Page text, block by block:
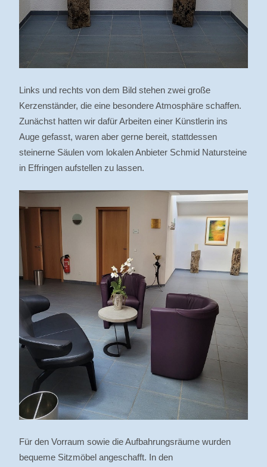
Links und rechts von dem Bild stehen zwei große
Kerzenständer, die eine besondere Atmosphäre schaffen.
Zunächst hatten wir dafür Arbeiten einer Künstlerin ins
Auge gefasst, waren aber gerne bereit, stattdessen
steinerne Säulen vom lokalen Anbieter Schmid Natursteine
in Effringen aufstellen zu lassen.
Für den Vorraum sowie die Aufbahrungsräume wurden
bequeme Sitzmöbel angeschafft. In den